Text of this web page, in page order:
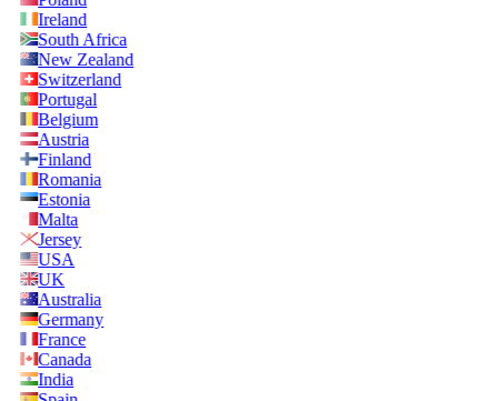
Ireland
South Africa
New Zealand
Switzerland
Portugal
Belgium
Austria
Finland
Romania
Estonia
Malta
Jersey
USA
UK
Australia
Germany
France
Canada
India